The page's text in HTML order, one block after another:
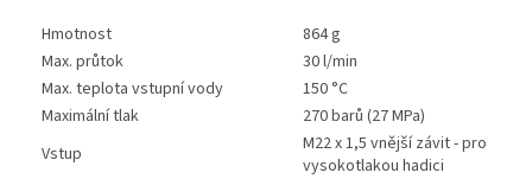
Hmotnost
864 g
Max. průtok
30 l/min
Max. teplota vstupní vody
150 °C
Maximální tlak
270 barů (27 MPa)
Vstup
M22 x 1,5 vnější závit - pro
vysokotlakou hadici